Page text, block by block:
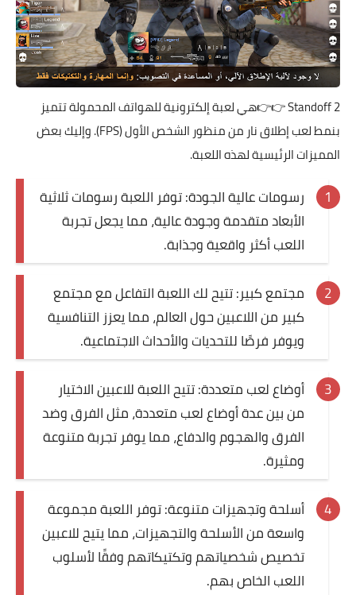
Standoff 2👉👉هي لعبة إلكترونية للهواتف المحمولة تتميز
بنمط لعب إطلاق نار من منظور الشخص الأول (FPS). وإليك بعض
المميزات الرئيسية لهذه اللعبة.
رسومات عالية الجودة: توفر اللعبة رسومات ثلاثية
الأبعاد متقدمة وجودة عالية، مما يجعل تجربة
اللعب أكثر واقعية وجذابة.
مجتمع كبير: تتيح لك اللعبة التفاعل مع مجتمع
كبير من اللاعبين حول العالم، مما يعزز التنافسية
ويوفر فرصًا للتحديات والأحداث الاجتماعية.
أوضاع لعب متعددة: تتيح اللعبة للاعبين الاختيار
من بين عدة أوضاع لعب متعددة، مثل الفرق وضد
الفرق والهجوم والدفاع، مما يوفر تجربة متنوعة
ومثيرة.
أسلحة وتجهيزات متنوعة: توفر اللعبة مجموعة
واسعة من الأسلحة والتجهيزات، مما يتيح للاعبين
تخصيص شخصياتهم وتكتيكاتهم وفقًا لأسلوب
اللعب الخاص بهم.